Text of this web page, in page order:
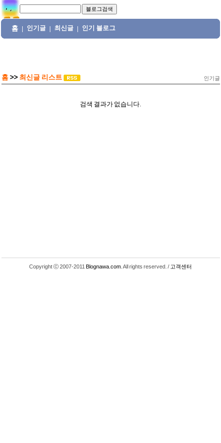
홈 인기글 최신글 인기 블로그
홈 >> 최신글 리스트 인기글
검색 결과가 없습니다.
Copyright ⓒ 2007-2011 Blognawa.com . All rights reserved. / 고객센터